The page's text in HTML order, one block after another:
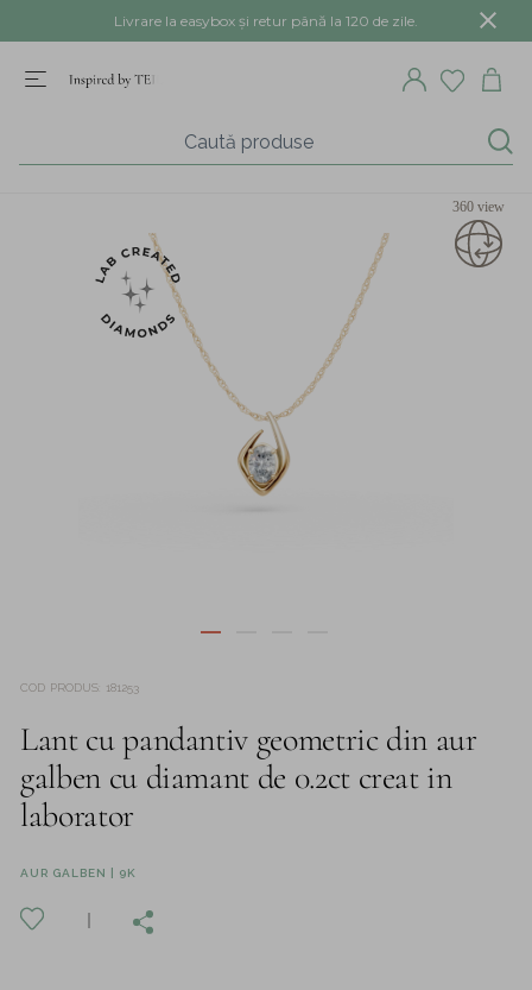
Livrare la easybox și retur până la 120 de zile.
360 view
COD PRODUS 181253
Lant cu pandantiv geometric din aur
galben cu diamant de 0.2ct creat in
laborator
AUR GALBEN | 9K